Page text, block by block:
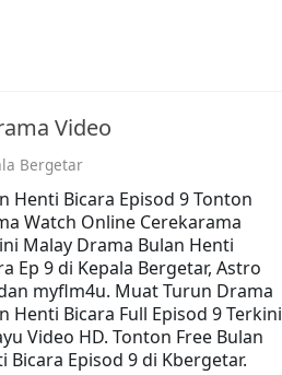
Video
Bergetar
Henti Bicara Episod 9 Tonton
Watch Online Cerekarama
Malay Drama Bulan Henti
Ep 9 di Kepala Bergetar, Astro
myflm4u. Muat Turun Drama
Henti Bicara Full Episod 9 Terkini
Video HD. Tonton Free Bulan
Bicara Episod 9 di Kbergetar.